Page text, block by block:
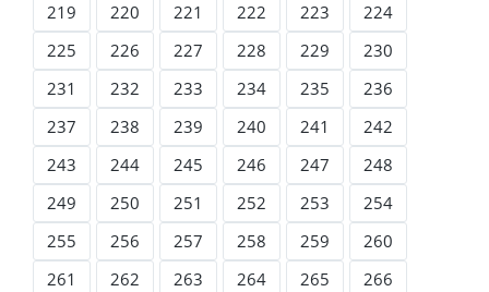
219
220 221 222 223
224
225
226 227 228 229
230
231
232 233 234 235
236
237
238 239 240 241
242
243
244 245 246 247
248
249
250 251 252 253
254
255
256 257 258 259
260
261
262 263 264 265
266